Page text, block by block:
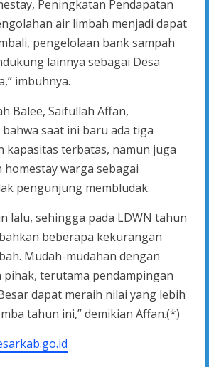
Peningkatan Pendapatan
air limbah menjadi dapat
pengelolaan bank sampah
lainnya sebagai Desa
imbuhnya.
Balee, Saifullah Affan,
saat ini baru ada tiga
kapasitas terbatas, namun juga
warga sebagai
pengunjung membludak.
lalu, sehingga pada LDWN tahun
beberapa kekurangan
Mudah-mudahan dengan
pihak, terutama pendampingan
dapat meraih nilai yang lebih
tahun ini,” demikian Affan.(*)